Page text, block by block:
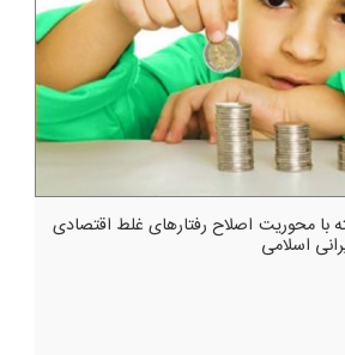
با محوریت اصلاح رفتارهای غلط اقتصادی
اسلامی